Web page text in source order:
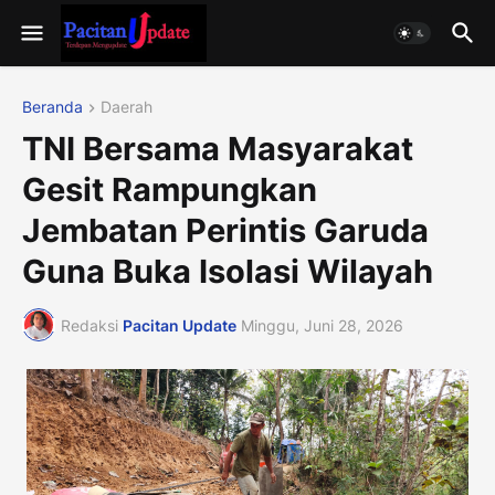
Beranda Daerah
TNI Bersama Masyarakat
Gesit Rampungkan
Jembatan Perintis Garuda
Guna Buka Isolasi Wilayah
Redaksi Pacitan Update Minggu, Juni 28, 2026